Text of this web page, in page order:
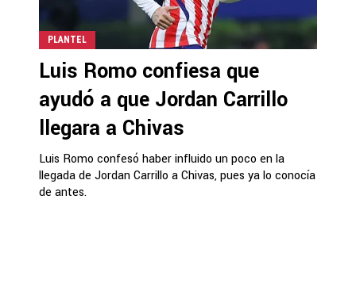
PLANTEL
Luis Romo confiesa que
ayudó a que Jordan Carrillo
llegara a Chivas
Luis Romo confesó haber influido un poco en la
llegada de Jordan Carrillo a Chivas, pues ya lo conocía
de antes.